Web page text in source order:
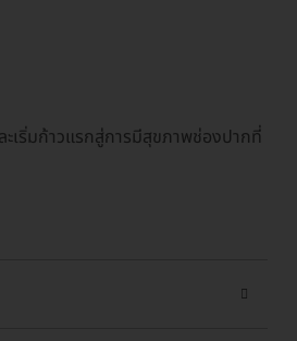
เริ่มก้าวแรกสู่การมีสุขภาพช่องปากที่